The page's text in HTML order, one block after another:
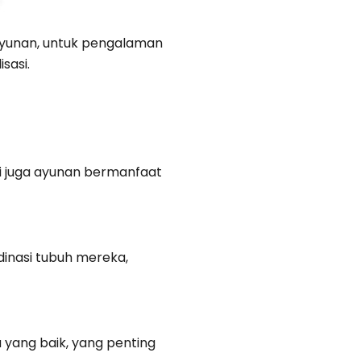
untuk pengalaman
juga ayunan bermanfaat
tubuh mereka,
baik, yang penting